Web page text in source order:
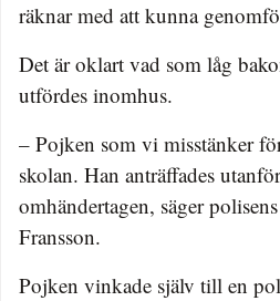
räknar med att kunna
Det är oklart vad som låg
utfördes inomhus.
– Pojken som vi misstänker
skolan. Han anträffades
omhändertagen, säger
Fransson.
Pojken vinkade själv till en